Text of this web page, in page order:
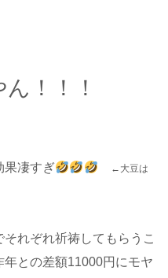
！！！
凄すぎ ←大豆は
れぞれ祈祷してもらうこ
年との差額11000円にモヤ